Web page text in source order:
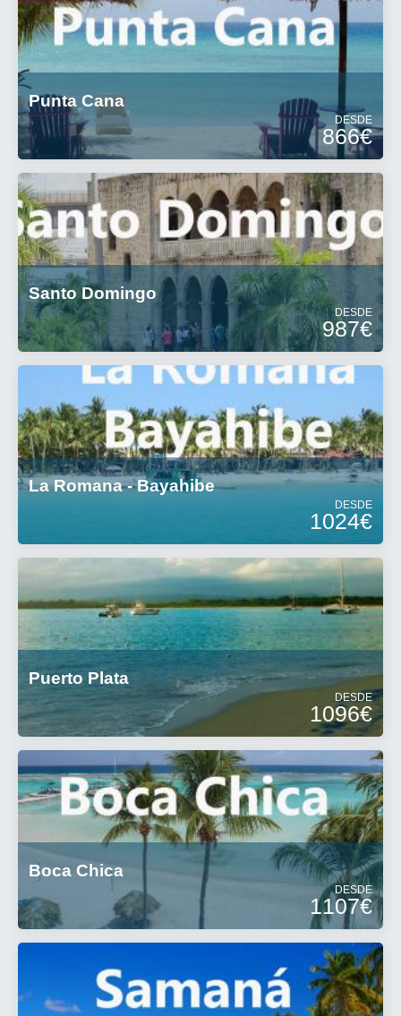
Punta Cana
DESDE
866€
Santo Domingo
DESDE
987€
La Romana - Bayahibe
DESDE
1024€
Puerto Plata
DESDE
1096€
Boca Chica
DESDE
1107€